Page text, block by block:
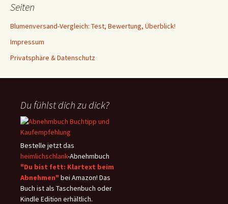
Seiten
Blumenversand-Vergleich: Test, Bewertung, Überblick!
Impressum
Privatsphäre & Datenschutz
Du fühlst dich zu dick?
Bestelle jetzt das
heimlichschlank-Abnehmbuch
"Du bist fett: Klartext beim
Abnehmen" bei Amazon! Das
Buch ist als Taschenbuch oder
Kindle Edition erhältlich.